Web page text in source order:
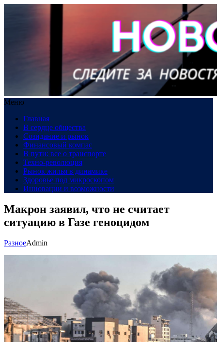
Меню
Главная
В сердце общества
Созидание и рынок
Финансовый компас
В пути: все о транспорте
Техно-революция
Рынок жилья в динамике
Здоровье под микроскопом
Инновации и возможности
Макрон заявил, что не считает
ситуацию в Газе геноцидом
РазноеAdmin